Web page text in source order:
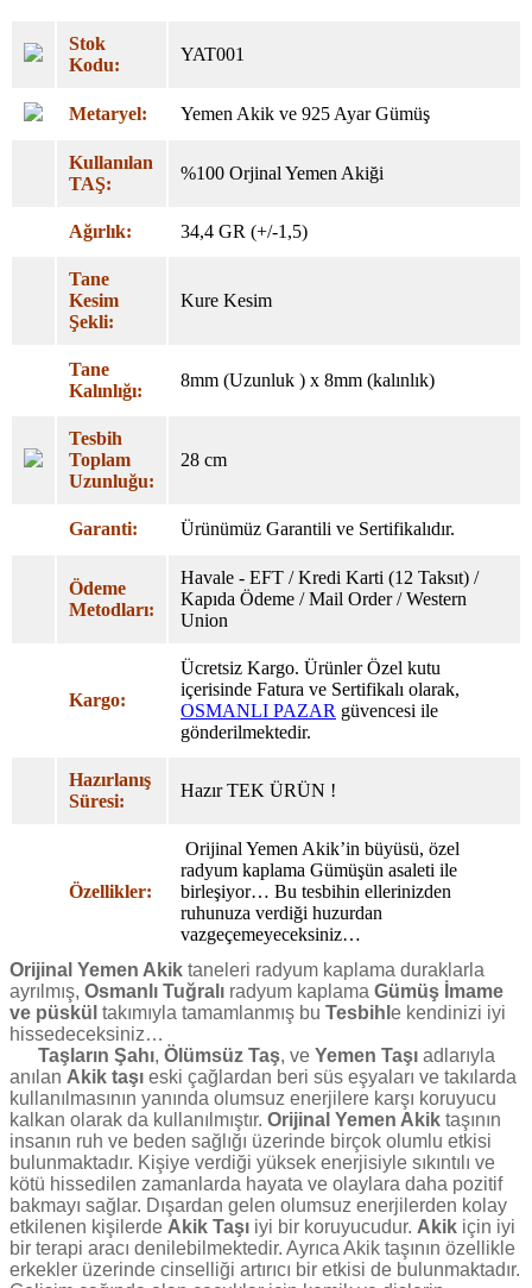
Stok
Kodu:
YAT001
Metaryel: Yemen Akik ve 925 Ayar Gümüş
Kullanılan
TAŞ:
%100 Orjinal Yemen Akiği
Ağırlık: 34,4 GR (+/-1,5)
Tane
Kesim
Şekli:
Kure Kesim
Tane
Kalınlığı:
8mm (Uzunluk ) x 8mm (kalınlık)
Tesbih
Toplam
Uzunluğu:
28 cm
Garanti: Ürünümüz Garantili ve Sertifikalıdır.
Ödeme
Metodları:
Havale - EFT / Kredi Karti (12 Taksıt) /
Kapıda Ödeme / Mail Order / Western
Union
Kargo:
Ücretsiz Kargo. Ürünler Özel kutu
içerisinde Fatura ve Sertifikalı olarak,
OSMANLI PAZAR güvencesi ile
gönderilmektedir.
Hazırlanış
Süresi:
Hazır TEK ÜRÜN !
Özellikler:
Orijinal Yemen Akik’in büyüsü, özel
radyum kaplama Gümüşün asaleti ile
birleşiyor… Bu tesbihin ellerinizden
ruhunuza verdiği huzurdan
vazgeçemeyeceksiniz…
Orijinal Yemen Akik taneleri radyum kaplama duraklarla
ayrılmış, Osmanlı Tuğralı radyum kaplama Gümüş İmame
ve püskül takımıyla tamamlanmış bu Tesbihl e kendinizi iyi
hissedeceksiniz…
Taşların Şahı, Ölümsüz Taş, ve Yemen Taşı adlarıyla
anılan Akik taşı eski çağlardan beri süs eşyaları ve takılarda
kullanılmasının yanında olumsuz enerjilere karşı koruyucu
kalkan olarak da kullanılmıştır. Orijinal Yemen Akik taşının
insanın ruh ve beden sağlığı üzerinde birçok olumlu etkisi
bulunmaktadır. Kişiye verdiği yüksek enerjisiyle sıkıntılı ve
kötü hissedilen zamanlarda hayata ve olaylara daha pozitif
bakmayı sağlar. Dışardan gelen olumsuz enerjilerden kolay
etkilenen kişilerde Akik Taşı iyi bir koruyucudur. Akik için iyi
bir terapi aracı denilebilmektedir. Ayrıca Akik taşının özellikle
erkekler üzerinde cinselliği artırıcı bir etkisi de bulunmaktadır.